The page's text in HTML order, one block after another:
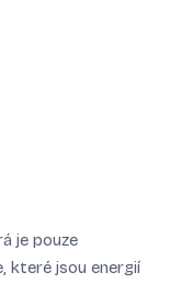
je pouze
které jsou energií